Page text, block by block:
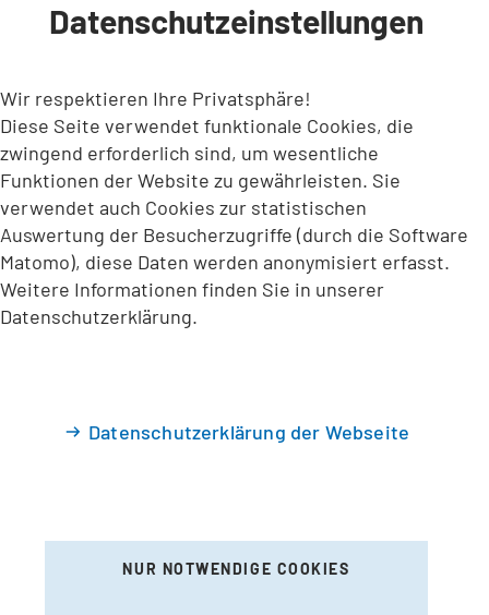
INHALT ANSPRINGEN
Datenschutzeinstellungen
Wir respektieren Ihre Privatsphäre!
Diese Seite verwendet funktionale Cookies, die
zwingend erforderlich sind, um wesentliche
Funktionen der Website zu gewährleisten. Sie
verwendet auch Cookies zur statistischen
Auswertung der Besucherzugriffe (durch die Software
Matomo), diese Daten werden anonymisiert erfasst.
Weitere Informationen finden Sie in unserer
Datenschutzerklärung.
Datenschutzerklärung der Webseite
NUR NOTWENDIGE COOKIES